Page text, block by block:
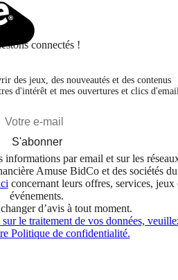
connectés !
des jeux, des nouveautés et des contenus
d'intérêt et mes ouvertures et clics
S'abonner
informations par email et sur les
Amuse BidCo et des sociétés du
concernant leurs offres, services, jeux
événements.
d’avis à tout moment.
le traitement de vos données,
Politique de confidentialité.